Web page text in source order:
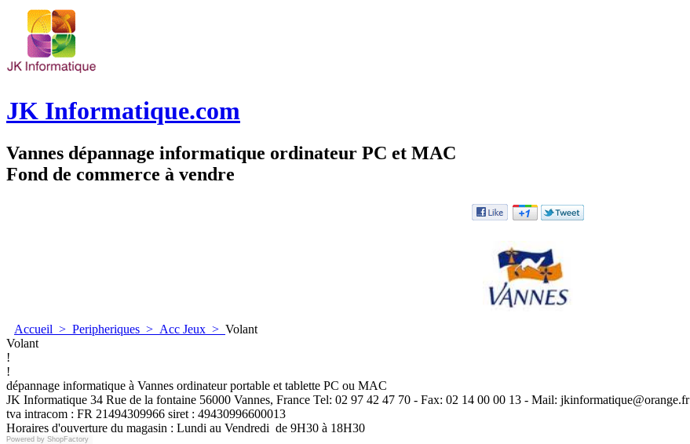
JK Informatique.com
Vannes dépannage informatique ordinateur PC et MAC
Fond de commerce à vendre
Accueil > Peripheriques > Acc Jeux > Volant
Volant
!
!
dépannage informatique à Vannes ordinateur portable et tablette PC ou MAC
JK Informatique 34 Rue de la fontaine 56000 Vannes, France Tel: 02 97 42 47 70 - Fax: 02 14 00 00 13 - Mail: jkinformatique@orange.fr
tva intracom : FR 21494309966 siret : 49430996600013
Horaires d'ouverture du magasin : Lundi au Vendredi de 9H30 à 18H30
Powered by ShopFactory